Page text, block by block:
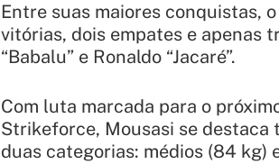
Entre suas maiores conquistas,
vitórias, dois empates e apenas
“Babalu” e Ronaldo “Jacaré”.
Com luta marcada para o
Strikeforce, Mousasi se destaca
duas categorias: médios (84 kg)